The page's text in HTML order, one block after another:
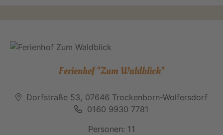
Ferienhof "Zum Waldblick"
Dorfstraße 53, 07646 Trockenborn-Wolfersdorf
0160 9930 7781
Personen: 11